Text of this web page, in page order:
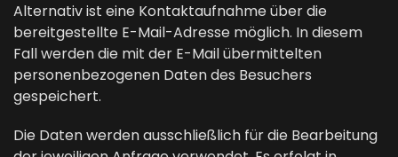
Alternativ ist eine Kontaktaufnahme über die
bereitgestellte E-Mail-Adresse möglich. In diesem
Fall werden die mit der E-Mail übermittelten
personenbezogenen Daten des Besuchers
gespeichert.
Die Daten werden ausschließlich für die Bearbeitung